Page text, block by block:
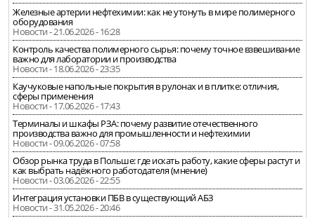
Железные артерии нефтехимии: как не утонуть в мире полимерного
оборудования
Новости - 21.06.2026 - 16:28
Контроль качества полимерного сырья: почему точное взвешивание
важно для лаборатории и производства
Новости - 18.06.2026 - 23:35
Каучуковые напольные покрытия в рулонах и в плитке: отличия,
сферы применения
Новости - 17.06.2026 - 17:43
Терминалы и шкафы РЗА: почему развитие отечественного
производства важно для промышленности и нефтехимии
Новости - 09.06.2026 - 07:58
Обзор рынка труда в Польше: где искать работу, какие сферы растут и
как выбрать надёжного работодателя (мнение)
Новости - 03.06.2026 - 22:55
Интеграция установки ПБВ в существующий АБЗ
Новости - 31.05.2026 - 20:46